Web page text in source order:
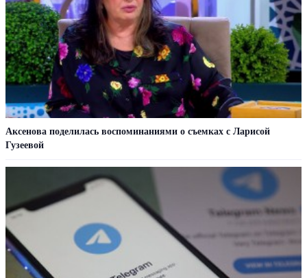
Аксенова поделилась воспоминаниями о съемках с Ларисой
Гузеевой